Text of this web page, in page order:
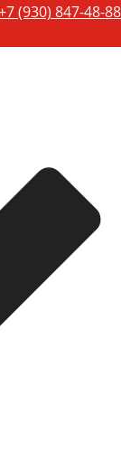
(930) 847-48-88